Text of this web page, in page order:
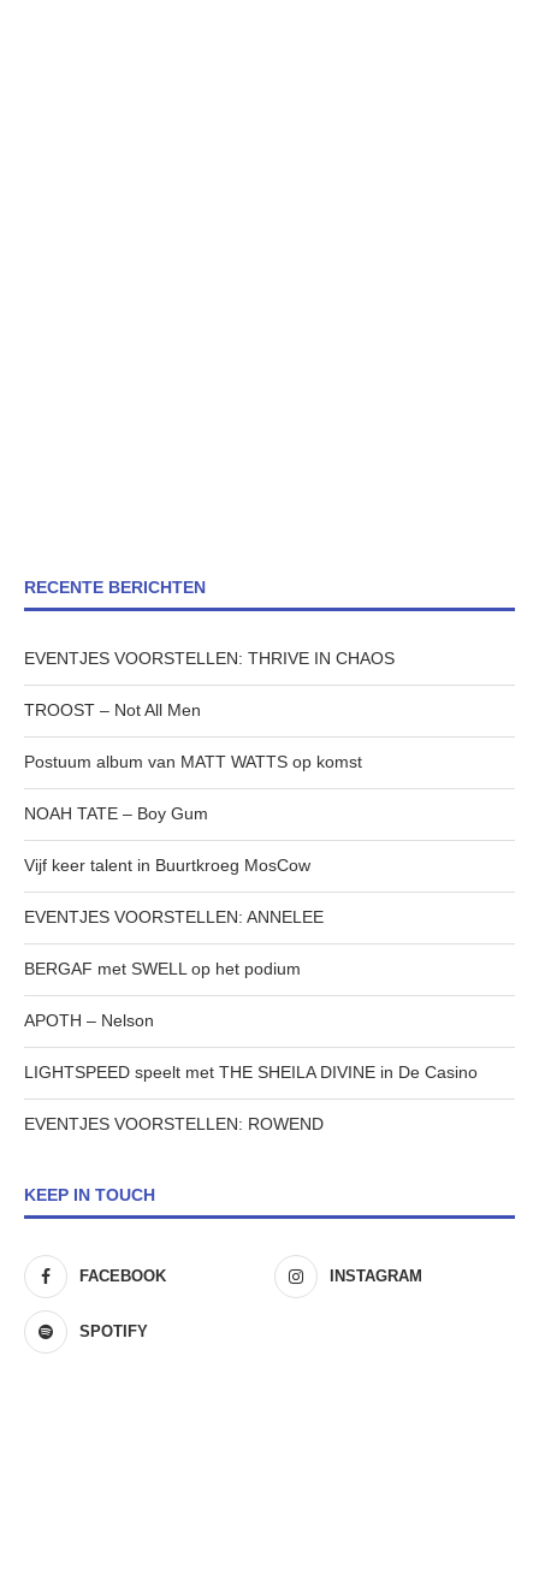
RECENTE BERICHTEN
EVENTJES VOORSTELLEN: THRIVE IN CHAOS
TROOST – Not All Men
Postuum album van MATT WATTS op komst
NOAH TATE – Boy Gum
Vijf keer talent in Buurtkroeg MosCow
EVENTJES VOORSTELLEN: ANNELEE
BERGAF met SWELL op het podium
APOTH – Nelson
LIGHTSPEED speelt met THE SHEILA DIVINE in De Casino
EVENTJES VOORSTELLEN: ROWEND
KEEP IN TOUCH
FACEBOOK INSTAGRAM
SPOTIFY